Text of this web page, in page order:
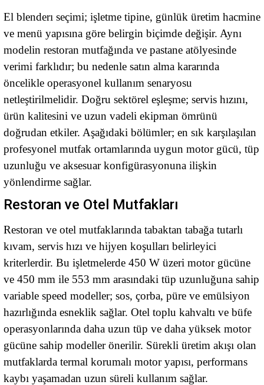
El blenderı seçimi; işletme tipine, günlük üretim hacmine
ve menü yapısına göre belirgin biçimde değişir. Aynı
modelin restoran mutfağında ve pastane atölyesinde
verimi farklıdır; bu nedenle satın alma kararında
öncelikle operasyonel kullanım senaryosu
netleştirilmelidir. Doğru sektörel eşleşme; servis hızını,
ürün kalitesini ve uzun vadeli ekipman ömrünü
doğrudan etkiler. Aşağıdaki bölümler; en sık karşılaşılan
profesyonel mutfak ortamlarında uygun motor gücü, tüp
uzunluğu ve aksesuar konfigürasyonuna ilişkin
yönlendirme sağlar.
Restoran ve Otel Mutfakları
Restoran ve otel mutfaklarında tabaktan tabağa tutarlı
kıvam, servis hızı ve hijyen koşulları belirleyici
kriterlerdir. Bu işletmelerde 450 W üzeri motor gücüne
ve 450 mm ile 553 mm arasındaki tüp uzunluğuna sahip
variable speed modeller; sos, çorba, püre ve emülsiyon
hazırlığında esneklik sağlar. Otel toplu kahvaltı ve büfe
operasyonlarında daha uzun tüp ve daha yüksek motor
gücüne sahip modeller önerilir. Sürekli üretim akışı olan
mutfaklarda termal korumalı motor yapısı, performans
kaybı yaşamadan uzun süreli kullanım sağlar.